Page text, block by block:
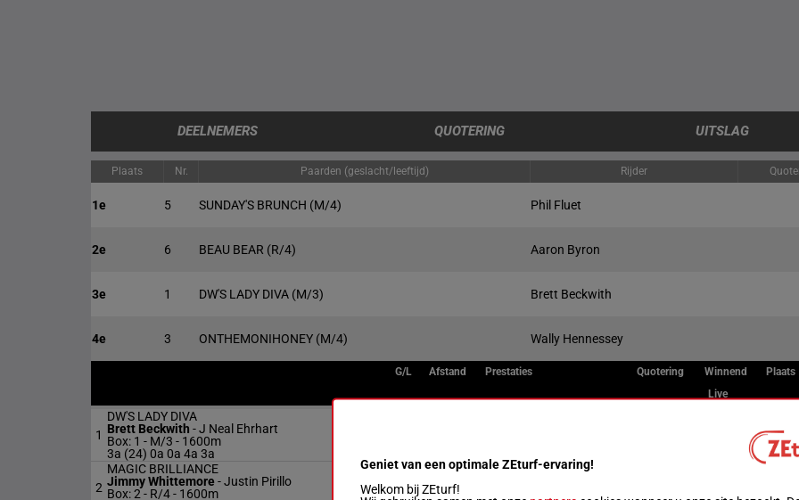
DEELNEMERS QUOTERING UITSLAG
Plaats Nr. Paarden (geslacht/leeftijd) Rijder
1e 5 SUNDAY'S BRUNCH (M/4) Phil Fluet
2e 6 BEAU BEAR (R/4) Aaron Byron
3e 1 DW'S LADY DIVA (M/3) Brett Beckwith
4e 3 ONTHEMONIHONEY (M/4) Wally Hennessey
G/L Afstand Prestaties Quotering Winnend
Plaats
Live
1
DW'S LADY DIVA
Brett Beckwith -J Neal Ehrhart
Box: 1 - M/3 - 1600m
3a (24) 0a 0a 4a 3a
2
MAGIC BRILLIANCE
Jimmy Whittemore-Justin Pirillo
Box: 2 - R/4 - 1600m
R/4 1600m
Geniet van een optimale ZEturf-ervaring!
Welkom bij ZEturf!